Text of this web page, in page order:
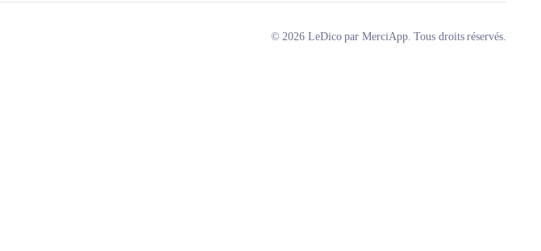
© 2026 LeDico par MerciApp. Tous droits réservés.